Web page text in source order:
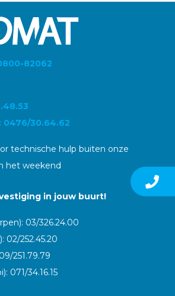
82062
0476/30.64.62
technische hulp buiten onze
het weekend
in jouw buurt!
03/326.24.00
02/252.45.20
251.79.79
071/34.16.15